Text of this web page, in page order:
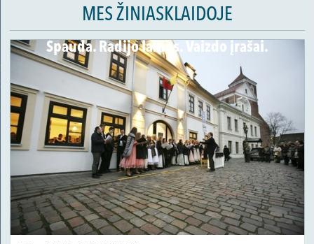
MES ŽINIASKLAIDOJE
Spauda. Radijo laidos. Vaizdo įrašai.